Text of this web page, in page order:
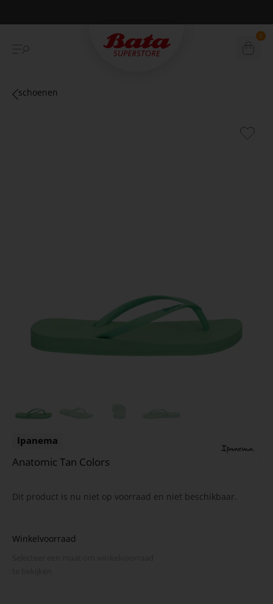
Betaal achteraf met Klarna 0
schoenen
Ipanema
Anatomic Tan Colors
Dit product is nu niet op voorraad en niet beschikbaar.
Winkelvoorraad